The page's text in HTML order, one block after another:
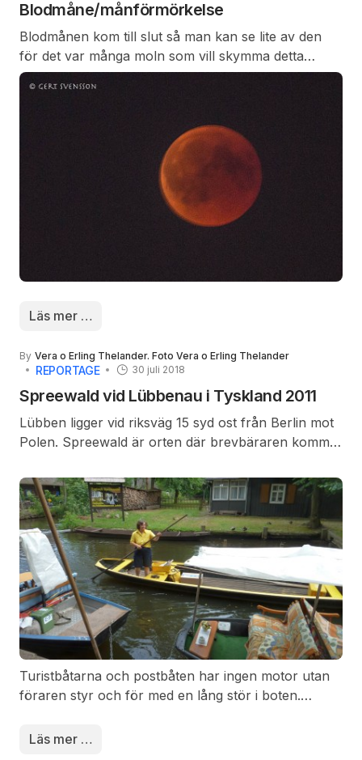
Blodmåne/månförmörkelse
Blodmånen kom till slut så man kan se lite av den
för det var många moln som vill skymma detta
fenomen Men till slut så kunde jag fotografera den
mörka blodmånen. Här är några bilder.
Läs mer …
By Vera o Erling Thelander. Foto Vera o Erling Thelander
REPORTAGE 30 juli 2018
Spreewald vid Lübbenau i Tyskland 2011
Lübben ligger vid riksväg 15 syd ost från Berlin mot
Polen. Spreewald är orten där brevbäraren kommer
ligger i ett våtmarksområde så man åker båt i
området, där är även fina cykelvägar runt i området.
Turistbåtarna och postbåten har ingen motor utan
föraren styr och för med en lång stör i boten.
romantiskt, man skall verkligen åka båt och så blir
Läs mer …